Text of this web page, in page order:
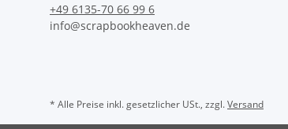
+49 6135-70 66 99 6
info@scrapbookheaven.de
* Alle Preise inkl. gesetzlicher USt., zzgl.Versand